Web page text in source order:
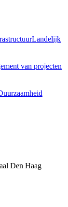
Landelijk
van projecten
Den Haag